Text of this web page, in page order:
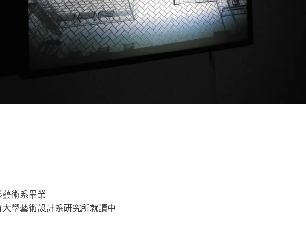
術系畢業
學藝術設計系研究所就讀中